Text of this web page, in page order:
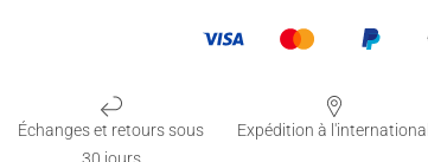
Échanges et retours sous
Expédition à l'international